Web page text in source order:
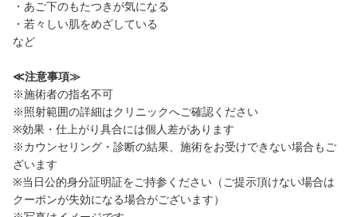
・あご下のもたつきが気になる
・若々しい肌をめざしている
など
≪注意事項≫
※施術者の指名不可
※照射範囲の詳細はクリニックへご確認ください
※効果・仕上がり具合には個人差があります
※カウンセリング・診断の結果、施術をお受けできない場合もご
ざいます
※当日公的身分証明証をご持参ください（ご提示頂けない場合は
クーポンが失効になる場合がございます）